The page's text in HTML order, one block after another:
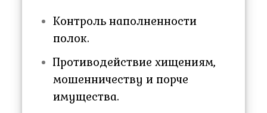
Контроль наполненности
полок.
Противодействие хищениям,
мошенничеству и порче
имущества.